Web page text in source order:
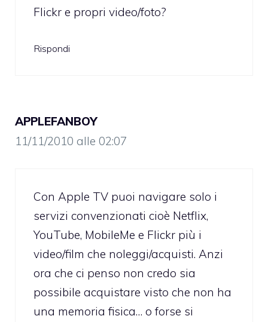
Flickr e propri video/foto?
Rispondi
APPLEFANBOY
11/11/2010 alle 02:07
Con Apple TV puoi navigare solo i
servizi convenzionati cioè Netflix,
YouTube, MobileMe e Flickr più i
video/film che noleggi/acquisti. Anzi
ora che ci penso non credo sia
possibile acquistare visto che non ha
una memoria fisica… o forse si